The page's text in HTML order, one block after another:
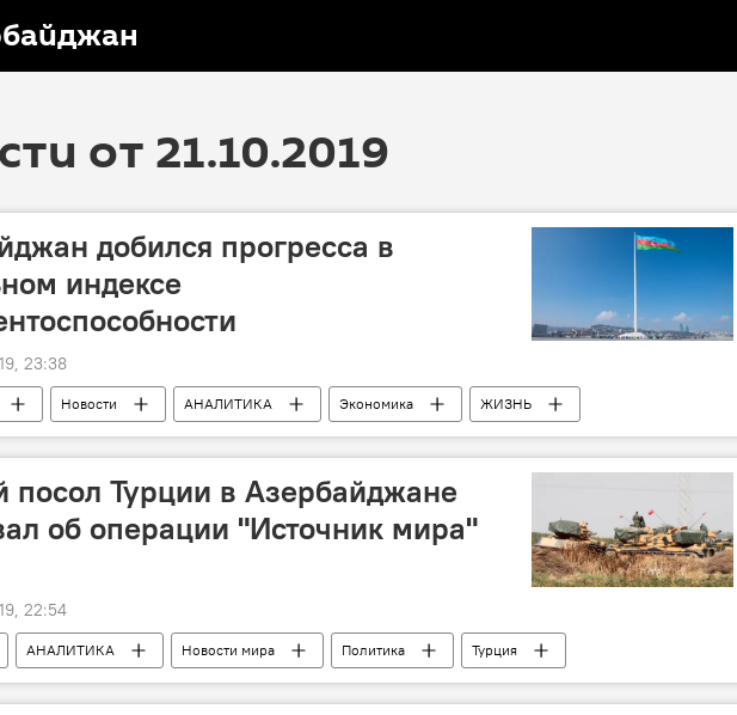
от 21.10.2019
добился прогресса в
индексе
23:38
Новости АНАЛИТИКА Экономика
ЖИЗНЬ
Всемирный экономический форум отчет Прогресс
Турции в Азербайджане
об операции "Источник мира"
22:54
АНАЛИТИКА Новости мира Политика
Турция
контртеррористическая операция